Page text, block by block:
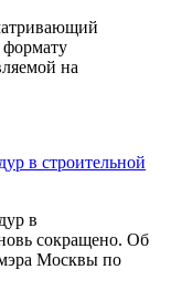
формату
на
в строительной
в
сокращено. Об
Москвы по